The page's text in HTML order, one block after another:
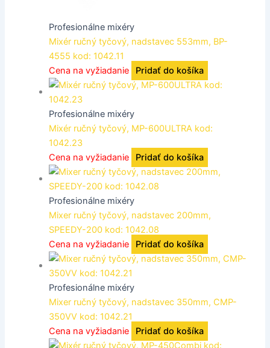
Profesionálne mixéry
Mixér ručný tyčový, nadstavec 553mm, BP-
4555 kod: 1042.11
Cena na vyžiadanie
Pridať do košíka
Profesionálne mixéry
Mixér ručný tyčový, MP-600ULTRA kod:
1042.23
Cena na vyžiadanie
Pridať do košíka
Profesionálne mixéry
Mixer ručný tyčový, nadstavec 200mm,
SPEEDY-200 kod: 1042.08
Cena na vyžiadanie
Pridať do košíka
Profesionálne mixéry
Mixer ručný tyčový, nadstavec 350mm, CMP-
350VV kod: 1042.21
Cena na vyžiadanie
Pridať do košíka